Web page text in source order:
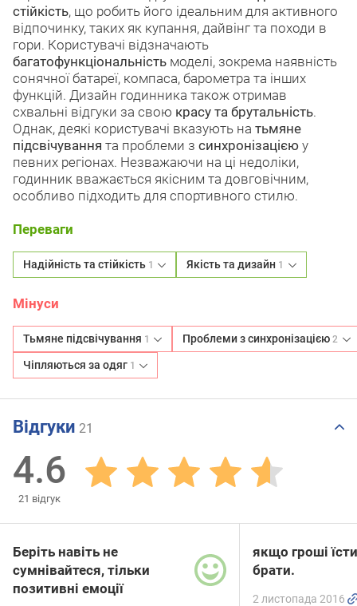
стійкість, що робить його ідеальним для активного
відпочинку, таких як купання, дайвінг та походи в
гори. Користувачі відзначають
багатофункціональність моделі, зокрема наявність
сонячної батареї, компаса, барометра та інших
функцій. Дизайн годинника також отримав
схвальні відгуки за свою красу та брутальність.
Однак, деякі користувачі вказують на тьмяне
підсвічування та проблеми з синхронізацією у
певних регіонах. Незважаючи на ці недоліки,
годинник вважається якісним та довговічним,
особливо підходить для спортивного стилю.
Переваги
Надійність та стійкість 1 Якість та дизайн 1
Мінуси
Тьмяне підсвічування 1 Проблеми з синхронізацією2
Чіпляються за одяг 1
Відгуки 21
4.6
21 відгук
Беріть навіть не
сумнівайтеся, тільки
позитивні емоції
якщо гроші
брати.
2 листопада 2016